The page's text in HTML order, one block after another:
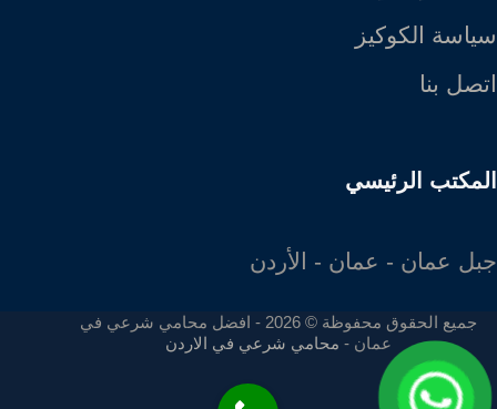
سياسة الكوكيز
اتصل بنا
المكتب الرئيسي
جبل عمان - عمان - الأردن
جميع الحقوق محفوظة © 2026 - افضل محامي شرعي في
عمان - محامي شرعي في الاردن